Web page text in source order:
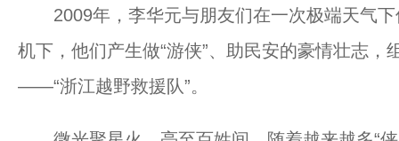
2009年，李华元与朋友们在一次极端天气下
机下，他们产生做“游侠”、助民安的豪情壮志，
——“浙江越野救援队”。